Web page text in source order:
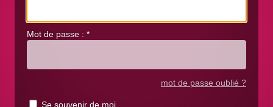
Mot de passe : *
mot de passe oublié ?
Se souvenir de moi